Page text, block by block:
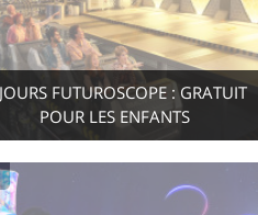
FUTUROSCOPE : GRATUIT
POUR LES ENFANTS